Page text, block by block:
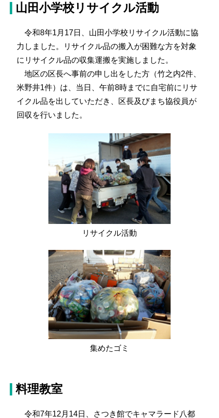
山田小学校リサイクル活動
令和8年1月17日、山田小学校リサイクル活動に協
力しました。リサイクル品の搬入が困難な方を対象
にリサイクル品の収集運搬を実施しました。
地区の区長へ事前の申し出をした方（竹之内2件、
米野井1件）は、当日、午前8時までに自宅前にリサ
イクル品を出していただき、区長及びまち協役員が
回収を行いました。
リサイクル活動
集めたゴミ
料理教室
令和7年12月14日、さつき館でキャマラード八都